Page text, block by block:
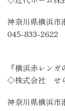
神奈川県横浜市
045-833-2622
『横浜赤レンガ
◇株式会社 せ
神奈川県横浜市